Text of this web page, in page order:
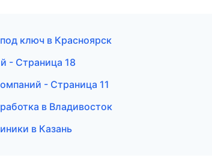
ключ в Красноярск
- Страница 18
- Страница 11
в Владивосток
в Казань